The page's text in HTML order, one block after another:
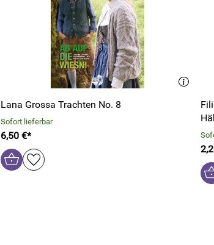
Lana Grossa Trachten No. 8
Sofort lieferbar
6,50 €*